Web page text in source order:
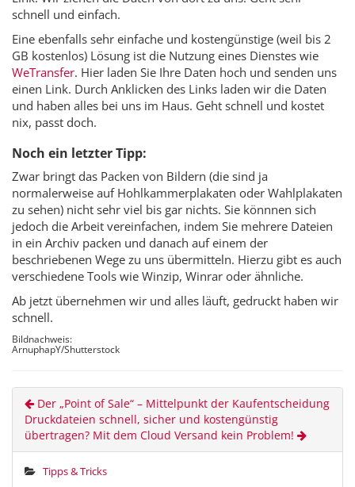
schnell und einfach.
Eine ebenfalls sehr einfache und kostengünstige (weil bis 2
GB kostenlos) Lösung ist die Nutzung eines Dienstes wie
WeTransfer. Hier laden Sie Ihre Daten hoch und senden uns
einen Link. Durch Anklicken des Links laden wir die Daten
und haben alles bei uns im Haus. Geht schnell und kostet
nix, passt doch.
Noch ein letzter Tipp:
Zwar bringt das Packen von Bildern (die sind ja
normalerweise auf Hohlkammerplakaten oder Wahlplakaten
zu sehen) nicht sehr viel bis gar nichts. Sie könnnen sich
jedoch die Arbeit vereinfachen, indem Sie mehrere Dateien
in ein Archiv packen und danach auf einem der
beschriebenen Wege zu uns übermitteln. Hierzu gibt es auch
verschiedene Tools wie Winzip, Winrar oder ähnliche.
Ab jetzt übernehmen wir und alles läuft, gedruckt haben wir
schnell.
Bildnachweis:
ArnuphapY/Shutterstock
Der „Point of Sale“ – Mittelpunkt der Kaufentscheidung
Druckdateien schnell, sicher und kostengünstig
übertragen? Mit dem Cloud Versand kein Problem!
Tipps & Tricks